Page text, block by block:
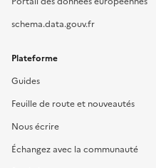
schema.data.gouv.fr
Plateforme
Guides
Feuille de route et nouveautés
Nous écrire
Échangez avec la communauté